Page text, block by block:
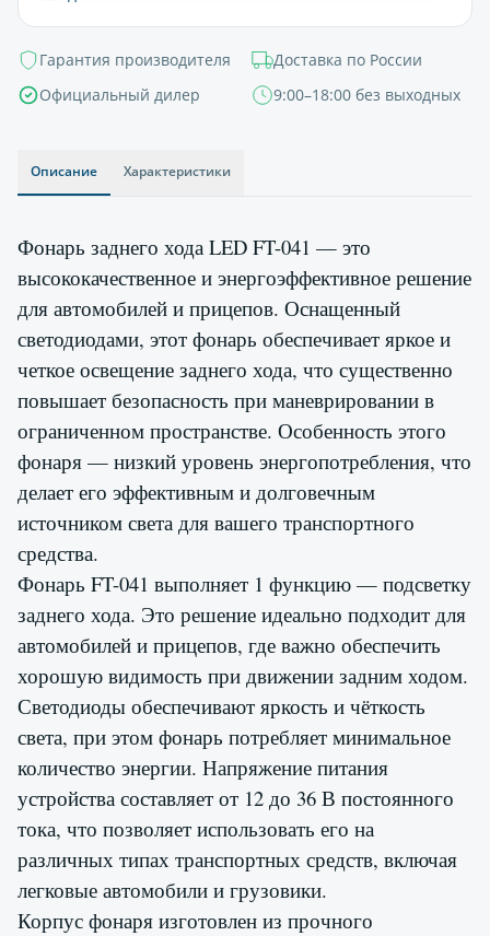
Гарантия производителя
Доставка по России
Официальный дилер
9:00–18:00 без выходных
Описание Характеристики
Фонарь заднего хода LED FT-041 — это
высококачественное и энергоэффективное решение
для автомобилей и прицепов. Оснащенный
светодиодами, этот фонарь обеспечивает яркое и
четкое освещение заднего хода, что существенно
повышает безопасность при маневрировании в
ограниченном пространстве. Особенность этого
фонаря — низкий уровень энергопотребления, что
делает его эффективным и долговечным
источником света для вашего транспортного
средства.
Фонарь FT-041 выполняет 1 функцию — подсветку
заднего хода. Это решение идеально подходит для
автомобилей и прицепов, где важно обеспечить
хорошую видимость при движении задним ходом.
Светодиоды обеспечивают яркость и чёткость
света, при этом фонарь потребляет минимальное
количество энергии. Напряжение питания
устройства составляет от 12 до 36 В постоянного
тока, что позволяет использовать его на
различных типах транспортных средств, включая
легковые автомобили и грузовики.
Корпус фонаря изготовлен из прочного